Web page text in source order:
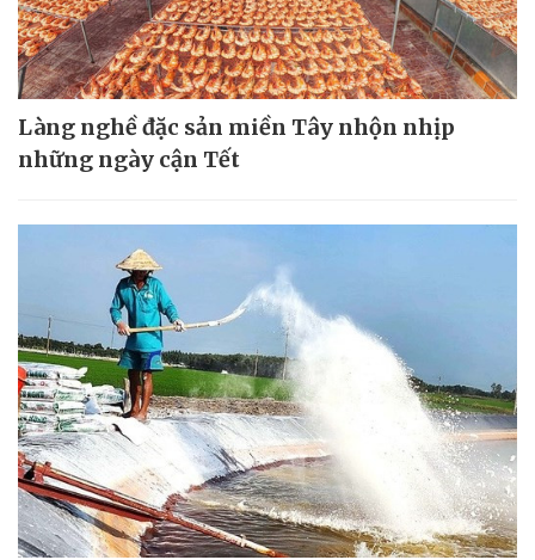
Làng nghề đặc sản miền Tây nhộn nhịp
những ngày cận Tết